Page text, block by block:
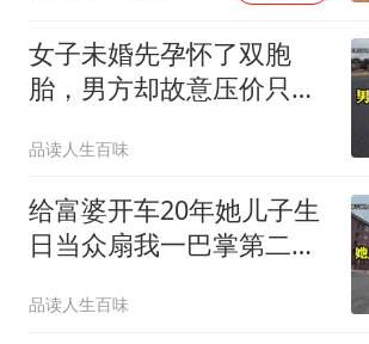
女子未婚先孕怀了双胞
胎，男方却故意压价只给
品读人生百味
给富婆开车20年她儿子生
日当众扇我一巴掌第二天
品读人生百味